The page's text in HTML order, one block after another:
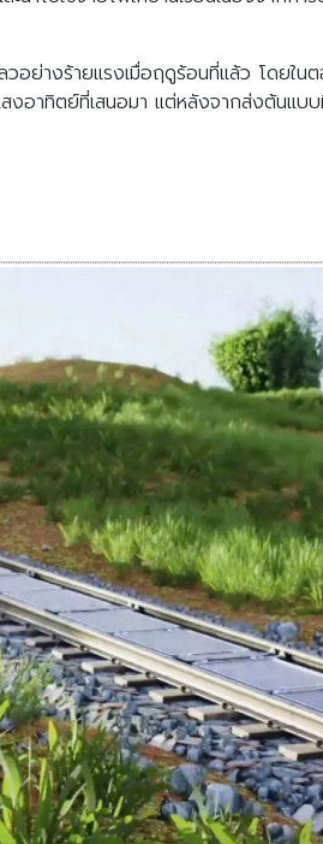
อย่างร้ายแรงเมื่อฤดูร้อนที่แล้ว โดยใ
อาทิตย์ที่เสนอมา แต่หลังจากส่งต้นแบบ